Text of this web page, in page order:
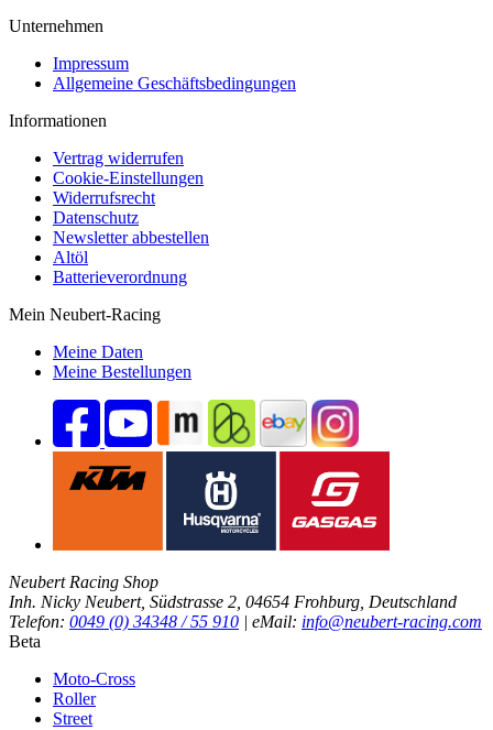
Unternehmen
Impressum
Allgemeine Geschäftsbedingungen
Informationen
Vertrag widerrufen
Cookie-Einstellungen
Widerrufsrecht
Datenschutz
Newsletter abbestellen
Altöl
Batterieverordnung
Mein Neubert-Racing
Meine Daten
Meine Bestellungen
Neubert Racing Shop
Inh. Nicky Neubert, Südstrasse 2, 04654 Frohburg, Deutschland
Telefon: 0049 (0) 34348 / 55 910 | eMail: info@neubert-racing.com
Beta
Moto-Cross
Roller
Street